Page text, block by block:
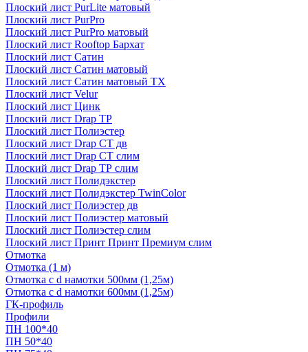
Плоский лист PurLite матовый
Плоский лист PurPro
Плоский лист PurPro матовый
Плоский лист Rooftop Бархат
Плоский лист Сатин
Плоский лист Сатин матовый
Плоский лист Сатин матовый TX
Плоский лист Velur
Плоский лист Цинк
Плоский лист Drap ТР
Плоский лист Полиэстер
Плоский лист Drap СТ дв
Плоский лист Drap СТ слим
Плоский лист Drap ТР слим
Плоский лист Полидэкстер
Плоский лист Полидэкстер TwinColor
Плоский лист Полиэстер дв
Плоский лист Полиэстер матовый
Плоский лист Полиэстер слим
Плоский лист Принт Принт Премиум слим
Отмотка
Отмотка (1 м)
Отмотка с d намотки 500мм (1,25м)
Отмотка с d намотки 600мм (1,25м)
ГК-профиль
Профили
ПН 100*40
ПН 50*40